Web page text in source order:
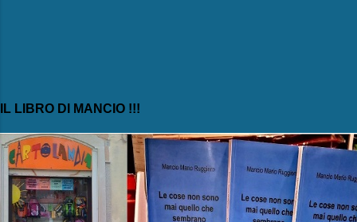
IL LIBRO DI MANCIO !!!